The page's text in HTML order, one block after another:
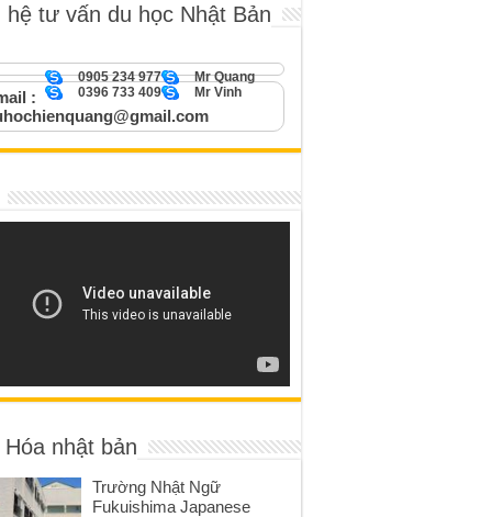
hệ tư vấn du học Nhật Bản
Mr Quang
0905 234 977
Mr Vinh
0396 733 409
:
Hóa nhật bản
Trường Nhật Ngữ
Fukuishima Japanese